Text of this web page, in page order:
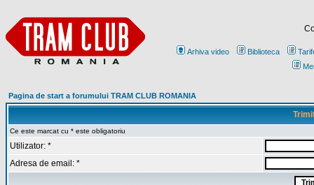
Arhiva video Biblioteca
Pagina de start a forumului TRAM CLUB ROMANIA
Ce este marcat cu * este obligatoriu
Utilizator: *
Adresa de email: *